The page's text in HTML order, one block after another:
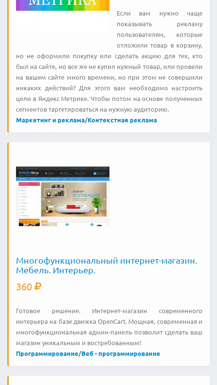
Если вам нужно чаще
показывать рекламу
пользователям, которые
отложили товар в корзину,
но не оформили покупку или сделать акцию для тех, кто
был на сайте, но все же не купил нужный товар, или провели
на вашем сайте много времени, но при этом не совершили
никаких действий? Для этого вам необходимо настроить
цели в Яндекс Метрике. Чтобы потом на основе полученных
сегментов таргетироваться на нужную аудиторию.
Маркетинг и реклама/Контекстная реклама
Многофункциональный интернет-магазин.
Мебель. Интерьер.
360
Готовое решение. Интернет-магазин современного
интерьера на базе движка OpenCart. Мощная, современная и
многофункциональная админ-панель позволит сделать ваш
магазин уникальным и востребованным!
Программирование/Веб - программирование